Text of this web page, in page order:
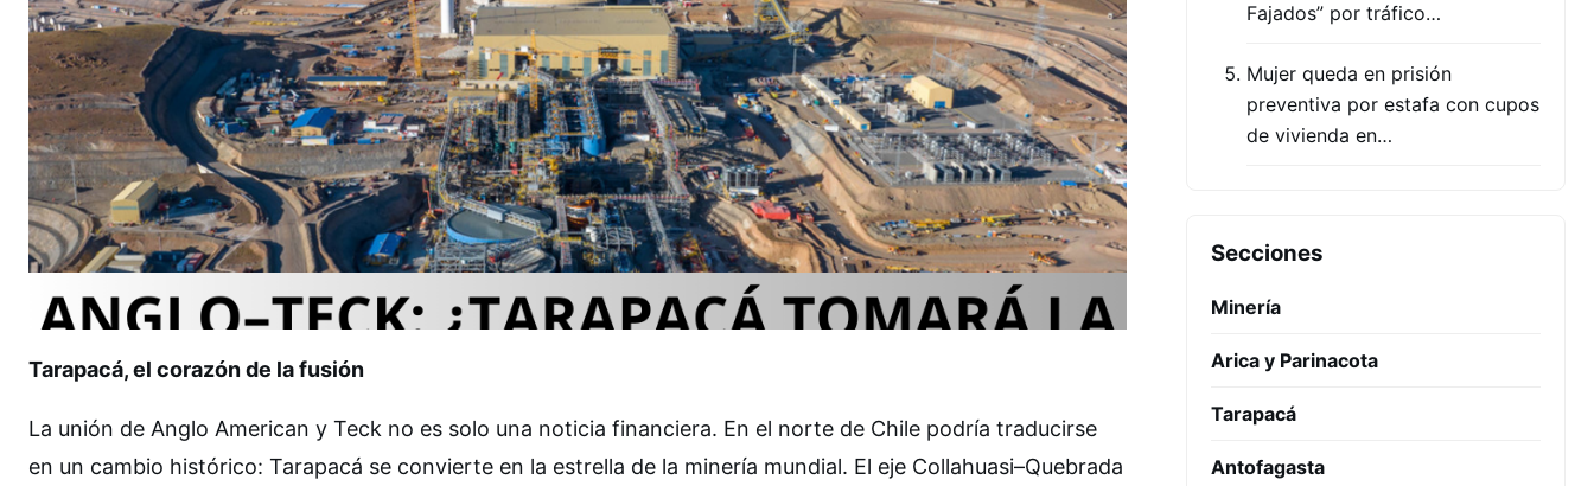
Tarapacá, el corazón de la fusión
La unión de Anglo American y Teck no es solo una noticia financiera. En el norte de Chile podría traducirse
en un cambio histórico: Tarapacá se convierte en la estrella de la minería mundial. El eje Collahuasi–Quebrada
Fajados” por tráfico…
Mujer queda en prisión
preventiva por estafa con cupos
de vivienda en…
Secciones
Minería
Arica y Parinacota
Tarapacá
Antofagasta